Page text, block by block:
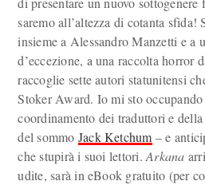
saremo all’altezza di cotanta sfida!
insieme a Alessandro Manzetti e a
d’eccezione, a una raccolta horror
raccoglie sette autori statunitensi
Stoker Award. Io mi sto occupando
coordinamento dei traduttori e
del sommo Jack Ketchum – e
che stupirà i suoi lettori.Arkana
udite, sarà in eBook gratuito (per